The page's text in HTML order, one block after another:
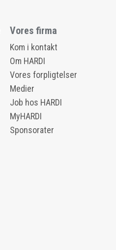
Vores firma
Kom i kontakt
Om HARDI
Vores forpligtelser
Medier
Job hos HARDI
MyHARDI
Sponsorater